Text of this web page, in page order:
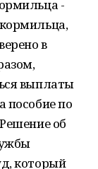
-
в
выплаты
пособие по
об
который